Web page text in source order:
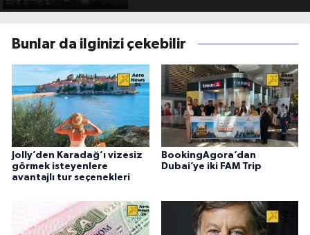
Bunlar da ilginizi çekebilir
Jolly’den Karadağ’ı vizesiz
görmek isteyenlere
avantajlı tur seçenekleri
BookingAgora’dan
Dubai’ye iki FAM Trip